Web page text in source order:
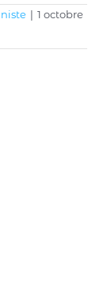
| 1 octobre